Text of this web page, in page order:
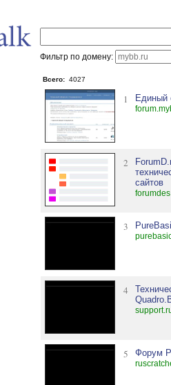
Фильтр по домену:
Всего: 4027
1 Единый
2
сайтов
3
4
5 Форум